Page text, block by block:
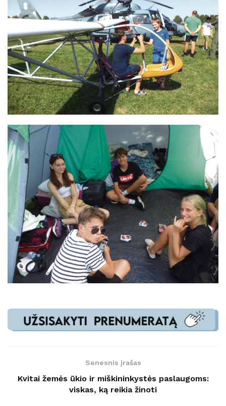
Senesnis įrašas
Kvitai žemės ūkio ir miškininkystės paslaugoms:
viskas, ką reikia žinoti